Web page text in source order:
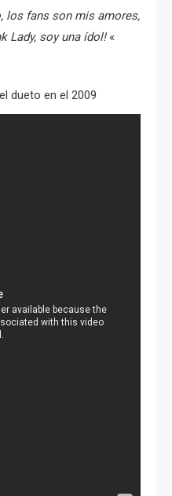
los fans son mis amores,
Lady, soy una ídol!«
dueto en el 2009